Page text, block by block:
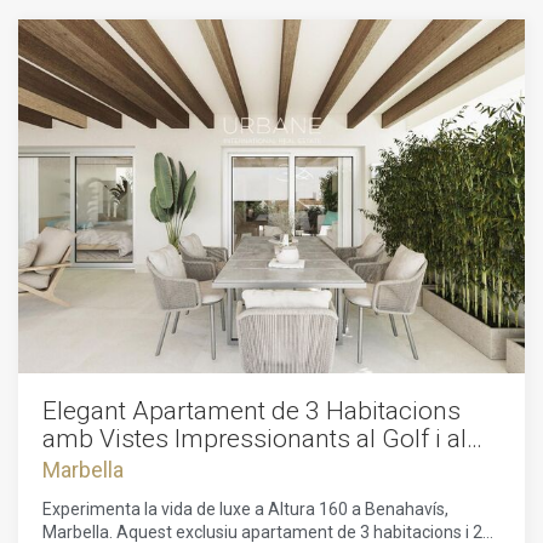
Elegant Apartament de 3 Habitacions
amb Vistes Impressionants al Golf i al
Mar a Benahavís
Marbella
Experimenta la vida de luxe a Altura 160 a Benahavís,
Marbella. Aquest exclusiu apartament de 3 habitacions i 2